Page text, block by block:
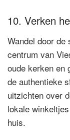
10. Verken
Wandel door
centrum van
oude kerken en
de authentieke
uitzichten over
lokale
huis.